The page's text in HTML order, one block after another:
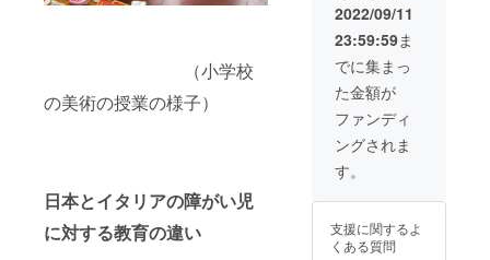
（小学校
の美術の授業の様子）
日本とイタリアの障がい児
に対する教育の違い
2022/09/11
23:59:59ま
でに集まっ
た金額が
ファンディ
ングされま
す。
支援に関するよ
くある質問